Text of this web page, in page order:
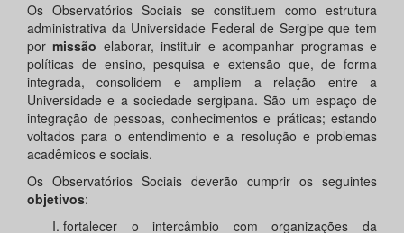
Os Observatórios Sociais se constituem como estrutura
administrativa da Universidade Federal de Sergipe que tem
pormissão elaborar, instituir e acompanhar programas e
políticas de ensino, pesquisa e extensão que, de forma
integrada, consolidem e ampliem a relação entre a
Universidade e a sociedade sergipana. São um espaço de
integração de pessoas, conhecimentos e práticas; estando
voltados para o entendimento e a resolução e problemas
acadêmicos e sociais.
Os Observatórios Sociais deverão cumprir os seguintes
objetivos:
fortalecer o intercâmbio com organizações da